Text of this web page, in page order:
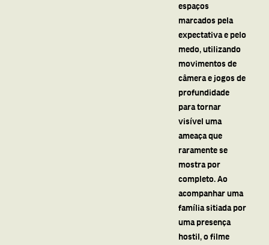
espaços
marcados pela
expectativa e pelo
medo, utilizando
movimentos de
câmera e jogos de
profundidade
para tornar
visível uma
ameaça que
raramente se
mostra por
completo. Ao
acompanhar uma
família sitiada por
uma presença
hostil, o filme